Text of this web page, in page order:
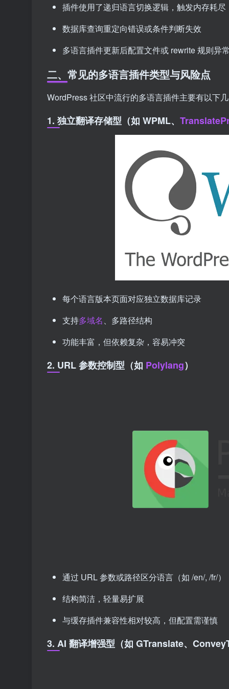
插件使用了递归语言切换逻辑，触发内存耗尽
数据库查询重定向错误或条件判断失效
多语言插件更新后配置文件或 rewrite 规则异
二、常见的多语言插件类型与风险点
WordPress 社区中流行的多语言插件主要有以下
1. 独立翻译存储型（如 WPML、
每个语言版本页面对应独立数据库记录
支持多域名、多路径结构
功能丰富，但依赖复杂，容易冲突
2. URL 参数控制型（如 Polylang）
通过 URL 参数或路径区分语言（如 /en/, /fr/）
结构简洁，轻量易扩展
与缓存插件兼容性相对较高，但配置需谨慎
3. AI 翻译增强型（如 GTranslate、